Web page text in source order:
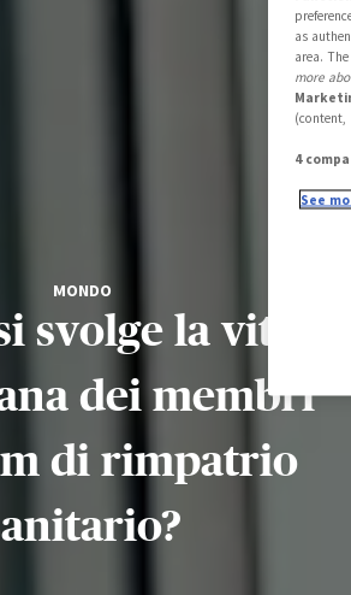
MONDO
svolge la vita
dei membri
di rimpatrio
as
area.
more
(content,
4
See